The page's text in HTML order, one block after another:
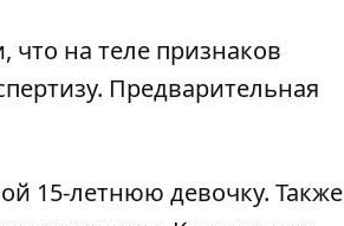
что на теле признаков
Предварительная
15-летнюю девочку. Также